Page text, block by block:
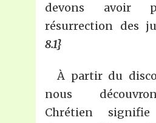
devons
résurrection des
8.1}
À partir du
nous
Chrétien